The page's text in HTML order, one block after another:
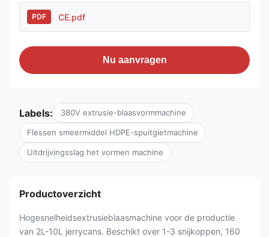
PDF CE.pdf
Nu aanvragen
Labels: 380V extrusie-blaasvormmachine
Flessen smeermiddel HDPE-spuitgietmachine
Uitdrijvingsslag het vormen machine
Productoverzicht
Hogesnelheidsextrusieblaasmachine voor de productie
van 2L-10L jerrycans. Beschikt over 1-3 snijkoppen, 160